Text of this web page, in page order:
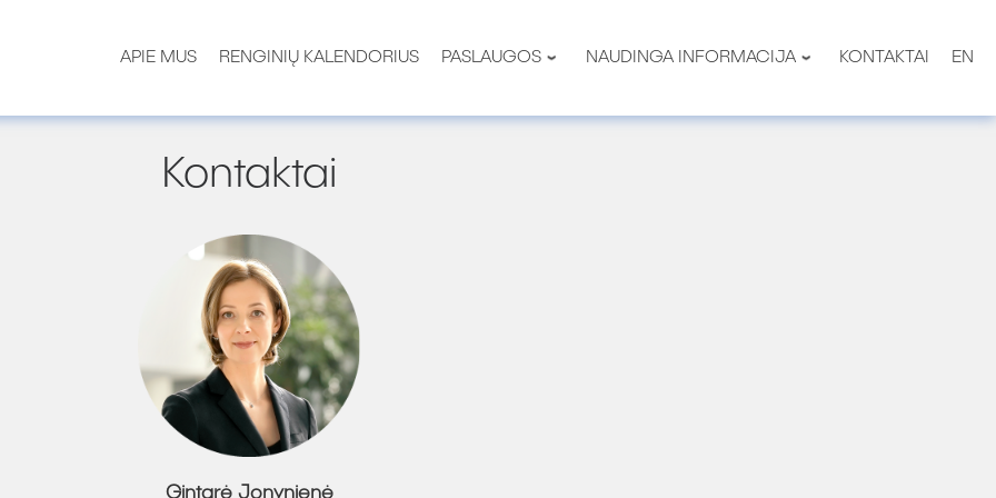
APIE MUS RENGINIŲ KALENDORIUS PASLAUGOS NAUDINGA INFORMACIJA KONTAKTAI EN
Kontaktai
Gintarė Jonynienė